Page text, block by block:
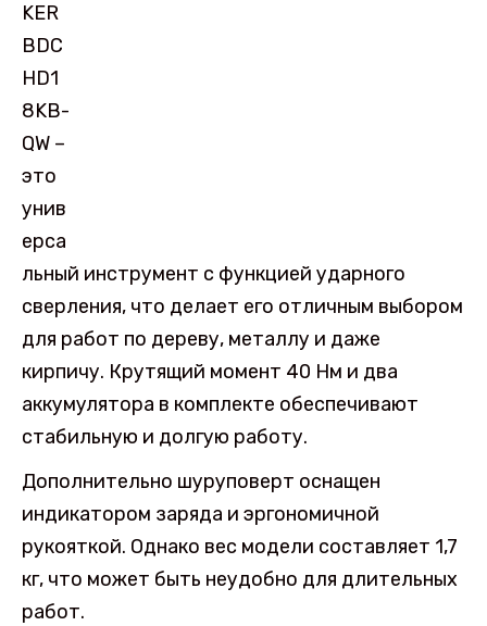
KER
BDC
HD1
8KB-
QW –
это
унив
ерса
льный инструмент с функцией ударного
сверления, что делает его отличным выбором
для работ по дереву, металлу и даже
кирпичу. Крутящий момент 40 Нм и два
аккумулятора в комплекте обеспечивают
стабильную и долгую работу.
Дополнительно шуруповерт оснащен
индикатором заряда и эргономичной
рукояткой. Однако вес модели составляет 1,7
кг, что может быть неудобно для длительных
работ.